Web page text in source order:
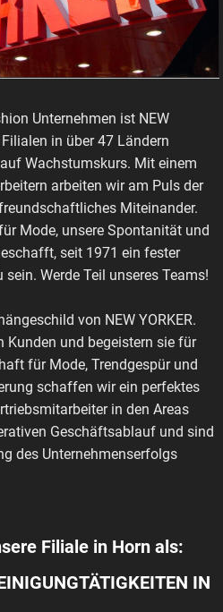
Unternehmen ist NEW
in über 47 Ländern
Wachstumskurs. Mit einem
arbeiten wir am Puls der
Miteinander.
Mode, unsere Spontanität und
seit 1971 ein fester
Werde Teil unseres Teams!
von NEW YORKER.
Kunden und begeistern sie für
für Mode, Trendgespür und
schaffen wir ein perfektes
in den Areas
Geschäftsablauf und sind
des Unternehmenserfolgs
Filiale in Horn als:
IN